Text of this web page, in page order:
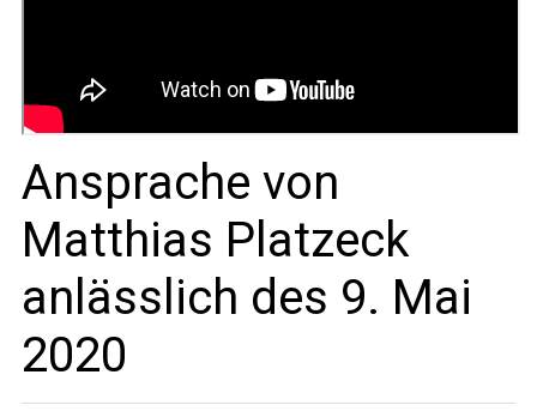
Ansprache von
Matthias Platzeck
anlässlich des 9. Mai
2020